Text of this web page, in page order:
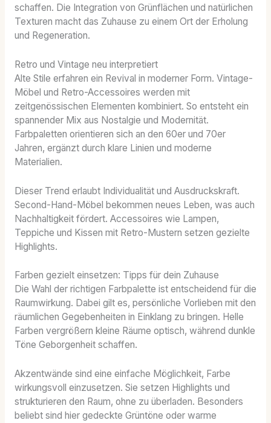
schaffen. Die Integration von Grünflächen und natürlichen
Texturen macht das Zuhause zu einem Ort der Erholung
und Regeneration.
Retro und Vintage neu interpretiert
Alte Stile erfahren ein Revival in moderner Form. Vintage-
Möbel und Retro-Accessoires werden mit
zeitgenössischen Elementen kombiniert. So entsteht ein
spannender Mix aus Nostalgie und Modernität.
Farbpaletten orientieren sich an den 60er und 70er
Jahren, ergänzt durch klare Linien und moderne
Materialien.
Dieser Trend erlaubt Individualität und Ausdruckskraft.
Second-Hand-Möbel bekommen neues Leben, was auch
Nachhaltigkeit fördert. Accessoires wie Lampen,
Teppiche und Kissen mit Retro-Mustern setzen gezielte
Highlights.
Farben gezielt einsetzen: Tipps für dein Zuhause
Die Wahl der richtigen Farbpalette ist entscheidend für die
Raumwirkung. Dabei gilt es, persönliche Vorlieben mit den
räumlichen Gegebenheiten in Einklang zu bringen. Helle
Farben vergrößern kleine Räume optisch, während dunkle
Töne Geborgenheit schaffen.
Akzentwände sind eine einfache Möglichkeit, Farbe
wirkungsvoll einzusetzen. Sie setzen Highlights und
strukturieren den Raum, ohne zu überladen. Besonders
beliebt sind hier gedeckte Grüntöne oder warme